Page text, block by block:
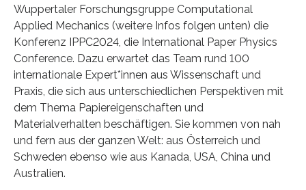
Wuppertaler Forschungsgruppe Computational
Applied Mechanics (weitere Infos folgen unten) die
Konferenz IPPC2024, die International Paper Physics
Conference. Dazu erwartet das Team rund 100
internationale Expert*innen aus Wissenschaft und
Praxis, die sich aus unterschiedlichen Perspektiven mit
dem Thema Papiereigenschaften und
Materialverhalten beschäftigen. Sie kommen von nah
und fern aus der ganzen Welt: aus Österreich und
Schweden ebenso wie aus Kanada, USA, China und
Australien.